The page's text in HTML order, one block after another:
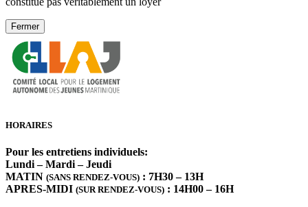
Fermer
HORAIRES
Pour les entretiens individuels:
Lundi – Mardi – Jeudi
MATIN (SANS RENDEZ-VOUS) : 7H30 – 13H
APRES-MIDI (SUR RENDEZ-VOUS) : 14H00 – 16H